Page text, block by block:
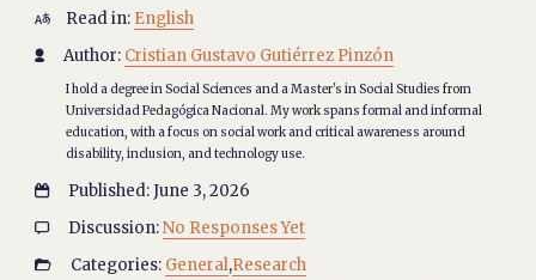
 Read in: English
 Author: Cristian Gustavo Gutiérrez Pinzón
I hold a degree in Social Sciences and a Master's in Social Studies from
Universidad Pedagógica Nacional. My work spans formal and informal
education, with a focus on social work and critical awareness around
disability, inclusion, and technology use.
 Published: June 3, 2026
 Discussion:No Responses Yet
 Categories: General,Research